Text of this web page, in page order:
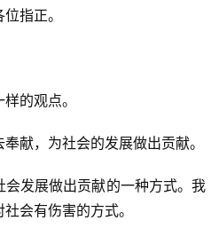
指正。
的观点。
献，为社会的发展做出贡献。
发展做出贡献的一种方式。我
会有伤害的方式。